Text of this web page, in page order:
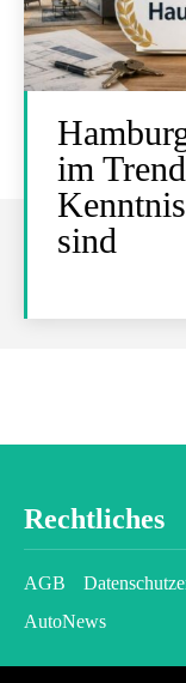
im
sind
Rechtliches
AGB
AutoNews